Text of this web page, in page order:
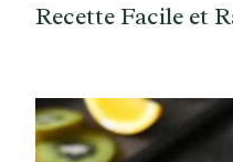
Recette Facile et